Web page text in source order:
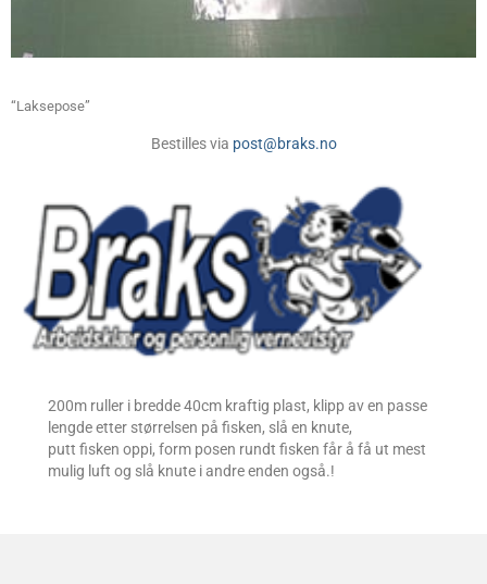
“Laksepose”
Bestilles via post@braks.no
200m ruller i bredde 40cm kraftig plast, klipp av en passe
lengde etter størrelsen på fisken, slå en knute,
putt fisken oppi, form posen rundt fisken får å få ut mest
mulig luft og slå knute i andre enden også.!